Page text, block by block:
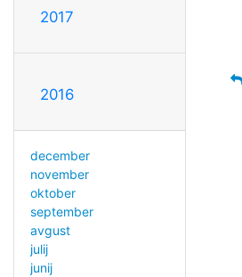
2017
2016
december
november
oktober
september
avgust
julij
junij